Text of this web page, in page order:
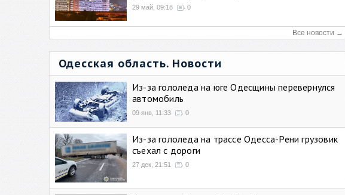
29 май, 09:18 0
Все новости →
Одесская область. Новости
Из-за гололеда на юге Одесщины перевернулся
автомобиль
09 янв, 11:33 0
Из-за гололеда на трассе Одесса-Рени грузовик
съехал с дороги
27 дек, 21:51 0